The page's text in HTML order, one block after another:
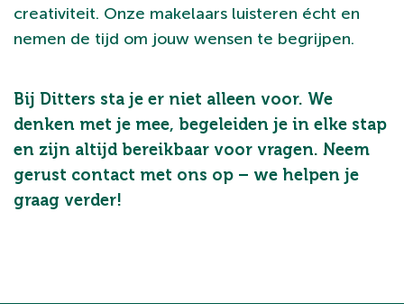
creativiteit. Onze makelaars luisteren écht en
nemen de tijd om jouw wensen te begrijpen.
Bij Ditters sta je er niet alleen voor. We
denken met je mee, begeleiden je in elke stap
en zijn altijd bereikbaar voor vragen. Neem
gerust contact met ons op – we helpen je
graag verder!